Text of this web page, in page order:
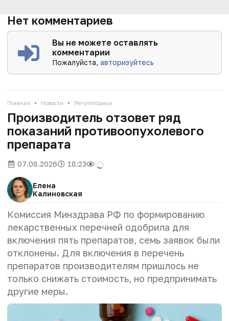
Нет комментариев
Вы не можете оставлять
комментарии
Пожалуйста,авторизуйтесь
Главная • Новости • Регуляторика
Производитель отзовет ряд
показаний противоопухолевого
препарата
07.08.2026 18:23
Елена
Калиновская
Комиссия Минздрава РФ по формированию
лекарственных перечней одобрила для
включения пять препаратов, семь заявок были
отклонены. Для включения в перечень
препаратов производителям пришлось не
только снижать стоимость, но предпринимать
другие меры.